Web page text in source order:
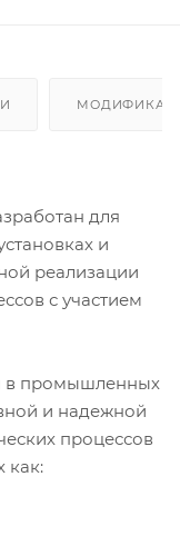
для
и
реализации
с участием
в промышленных
и надежной
процессов
как: